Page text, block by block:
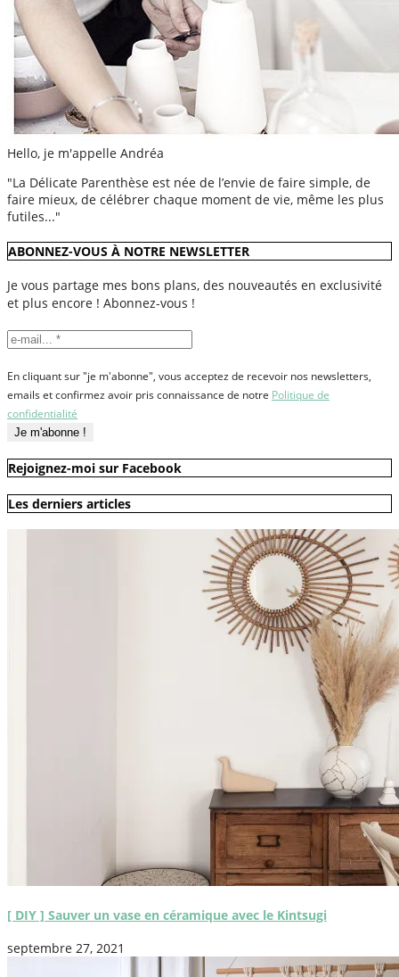
Hello, je m'appelle Andréa
"La Délicate Parenthèse est née de l’envie de faire simple, de
faire mieux, de célébrer chaque moment de vie, même les plus
futiles..."
ABONNEZ-VOUS À NOTRE NEWSLETTER
Je vous partage mes bons plans, des nouveautés en exclusivité
et plus encore ! Abonnez-vous !
En cliquant sur "je m'abonne", vous acceptez de recevoir nos newsletters,
emails et confirmez avoir pris connaissance de notre Politique de
confidentialité
Rejoignez-moi sur Facebook
Les derniers articles
[ DIY ] Sauver un vase en céramique avec le Kintsugi
septembre 27, 2021